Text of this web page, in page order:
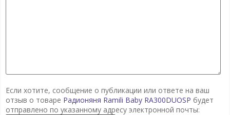
Если хотите, сообщение о публикации или ответе на ваш
отзыв о товаре Радионяня Ramili Baby RA300DUOSP будет
отправлено по указанному адресу электронной почты: